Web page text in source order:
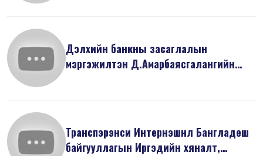
Дэлхийн банкны засаглалын
мэргэжилтэн Д.Амарбаясгалангийн
Транспэрэнси Интернэшнл Бангладеш
байгууллагын Иргэдийн хяналт,